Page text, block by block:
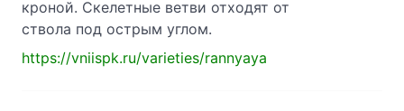
кроной. Скелетные ветви отходят от
ствола под острым углом.
https://vniispk.ru/varieties/rannyaya